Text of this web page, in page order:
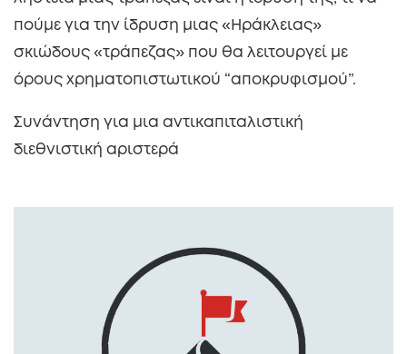
πούμε για την ίδρυση μιας «Ηράκλειας»
σκιώδους «τράπεζας» που θα λειτουργεί με
όρους χρηματοπιστωτικού “αποκρυφισμού”.
Συνάντηση για μια αντικαπιταλιστική
διεθνιστική αριστερά